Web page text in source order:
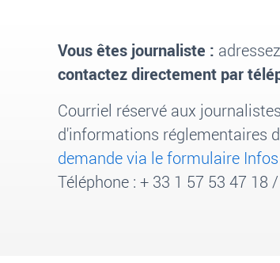
Vous êtes journaliste :
contactez directement par
Courriel réservé aux journalistes
d'informations réglementaires
demande via le formulaire
Téléphone : + 33 1 57 53 47 18